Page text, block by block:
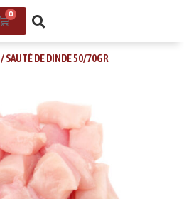
0
/ SAUTÉ DE DINDE 50/70GR